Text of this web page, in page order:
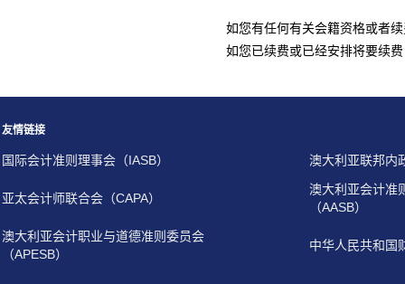
如您有任何有关会籍资格或者
如您已续费或已经安排将要续
友情链接
国际会计准则理事会（IASB） 澳大利亚联邦内
亚太会计师联合会（CAPA）
澳大利亚会计准
（AASB）
澳大利亚会计职业与道德准则委员会
（APESB）
中华人民共和国